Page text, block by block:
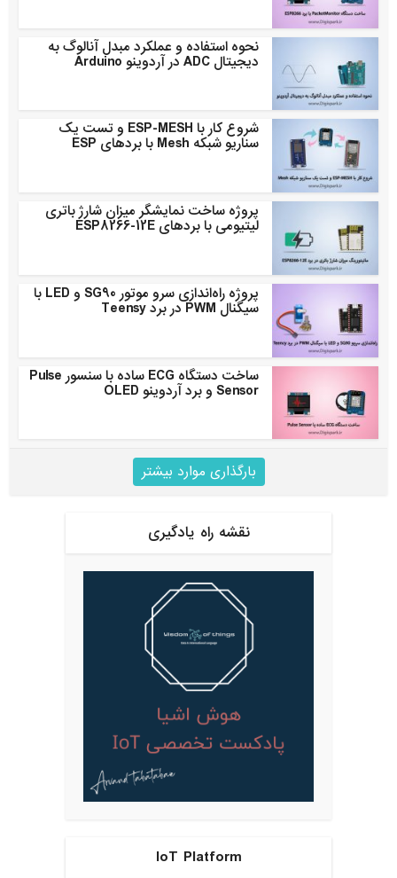
نحوه استفاده و عملکرد مبدل آنالوگ به
دیجیتال ADC در آردوینو Arduino
شروع کار با ESP-MESH و تست یک
سناریو شبکه Mesh با بردهای ESP
پروژه ساخت نمایشگر میزان شارژ باتری
لیتیومی با بردهای ESP8266-12E
پروژه راه‌اندازی سرو موتور SG90 و LED با
سیگنال PWM در برد Teensy
ساخت دستگاه ECG ساده با سنسور Pulse
Sensor و برد آردوینو OLED
بارگذاری موارد بیشتر
نقشه راه یادگیری
IoT Platform